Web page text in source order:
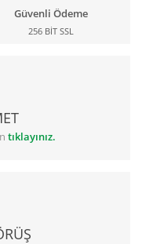
Güvenli Ödeme
256 BİT SSL
tıklayınız.